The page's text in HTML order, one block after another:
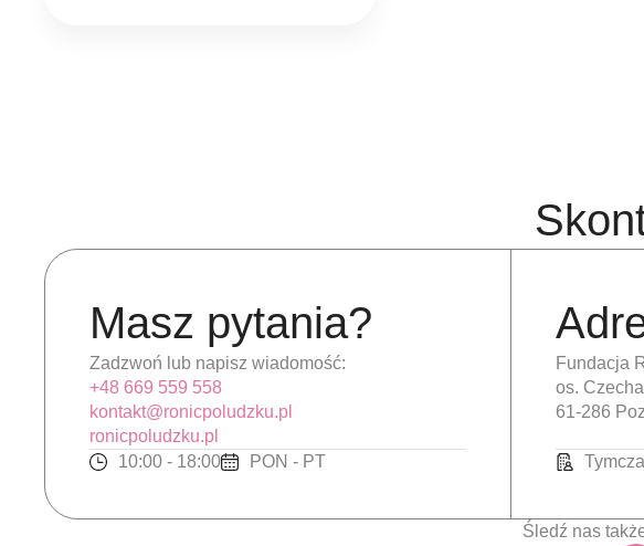
Masz pytania?
Zadzwoń lub napisz wiadomość:
+48 669 559 558
kontakt@ronicpoludzku.pl
ronicpoludzku.pl
10:00 - 18:00
PON - PT
Fundacja
os.
61-286
Śledź nas